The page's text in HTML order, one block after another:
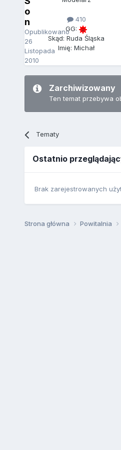
o
n
Opublikowano
26
Listopada
2010
410
GG:
Skąd: Ruda Śląska
Imię: Michał
Zarchiwizowany
Ten temat przebywa
Tematy
Ostatnio
Brak zarejestrowanych
Strona główna Powitalnia